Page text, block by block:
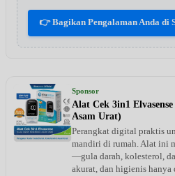
👉 Bagikan Pengalaman Anda di
Sponsor
Alat Cek 3in1
Asam Urat)
Perangkat digital praktis
mandiri di rumah. Alat ini
—gula darah, kolesterol,
akurat, dan higienis hanya